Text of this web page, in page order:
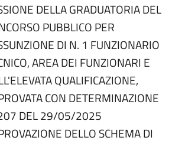
DELLA GRADUATORIA DEL
PUBBLICO PER
DI N. 1 FUNZIONARIO
AREA DEI FUNZIONARI E
QUALIFICAZIONE,
CON DETERMINAZIONE
DEL 29/05/2025
DELLO SCHEMA DI